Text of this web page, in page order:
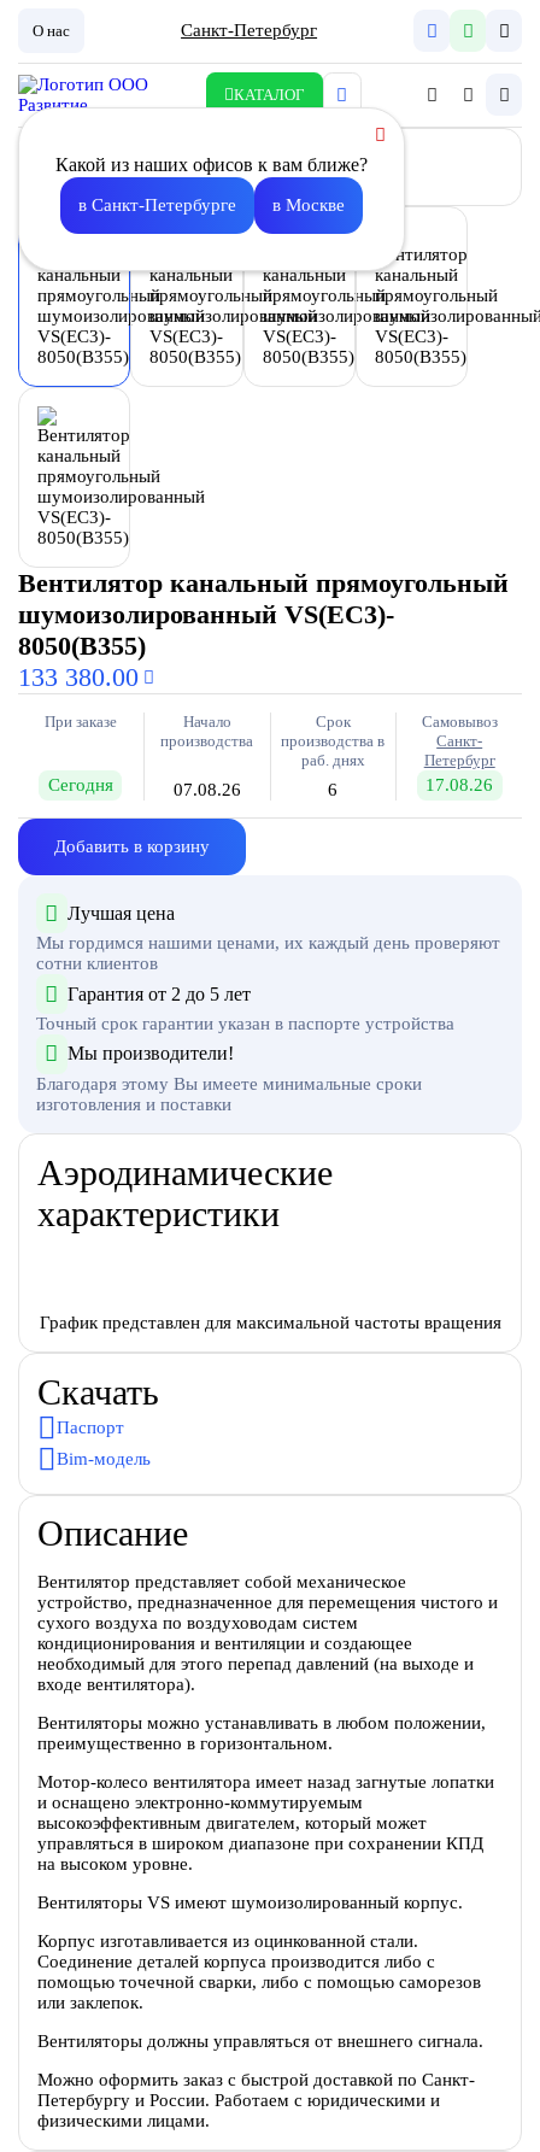
О нас Санкт-Петербург
КАТАЛОГ
Какой из наших офисов к вам ближе?
в Санкт-Петербурге в Москве
Вентилятор канальный прямоугольный
шумоизолированный VS(EC3)-
8050(B355)
133 380.00
При заказе
Сегодня
Начало
производства
07.08.26
Срок
производства в
раб. днях
6
Самовывоз
Санкт-
Петербург
17.08.26
Добавить в корзину
Лучшая цена
Мы гордимся нашими ценами, их каждый день проверяют
сотни клиентов
Гарантия от 2 до 5 лет
Точный срок гарантии указан в паспорте устройства
Мы производители!
Благодаря этому Вы имеете минимальные сроки
изготовления и поставки
Аэродинамические
характеристики
График представлен для максимальной частоты вращения
Скачать
Паспорт
Bim-модель
Описание
Вентилятор представляет собой механическое
устройство, предназначенное для перемещения чистого и
сухого воздуха по воздуховодам систем
кондиционирования и вентиляции и создающее
необходимый для этого перепад давлений (на выходе и
входе вентилятора).
Вентиляторы можно устанавливать в любом положении,
преимущественно в горизонтальном.
Мотор-колесо вентилятора имеет назад загнутые лопатки
и оснащено электронно-коммутируемым
высокоэффективным двигателем, который может
управляться в широком диапазоне при сохранении КПД
на высоком уровне.
Вентиляторы VS имеют шумоизолированный корпус.
Корпус изготавливается из оцинкованной стали.
Соединение деталей корпуса производится либо с
помощью точечной сварки, либо с помощью саморезов
или заклепок.
Вентиляторы должны управляться от внешнего сигнала.
Можно оформить заказ с быстрой доставкой по Санкт-
Петербургу и России. Работаем с юридическими и
физическими лицами.